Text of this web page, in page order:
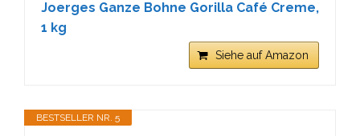
Joerges Ganze Bohne Gorilla Café Creme,
1 kg
Siehe auf Amazon
BESTSELLER NR. 5